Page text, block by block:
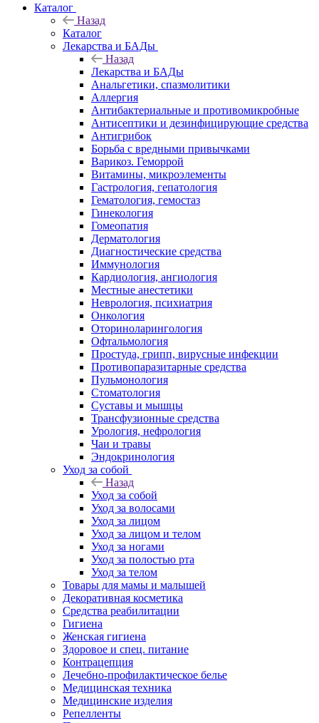
Каталог
Назад
Каталог
Лекарства и БАДы
Назад
Лекарства и БАДы
Анальгетики, спазмолитики
Аллергия
Антибактериальные и противомикробные
Антисептики и дезинфицирующие средства
Антигрибок
Борьба с вредными привычками
Варикоз. Геморрой
Витамины, микроэлементы
Гастрология, гепатология
Гематология, гемостаз
Гинекология
Гомеопатия
Дерматология
Диагностические средства
Иммунология
Кардиология, ангиология
Местные анестетики
Неврология, психиатрия
Онкология
Оториноларингология
Офтальмология
Простуда, грипп, вирусные инфекции
Противопаразитарные средства
Пульмонология
Стоматология
Суставы и мышцы
Трансфузионные средства
Урология, нефрология
Чаи и травы
Эндокринология
Уход за собой
Назад
Уход за собой
Уход за волосами
Уход за лицом
Уход за лицом и телом
Уход за ногами
Уход за полостью рта
Уход за телом
Товары для мамы и малышей
Декоративная косметика
Средства реабилитации
Гигиена
Женская гигиена
Здоровое и спец. питание
Контрацепция
Лечебно-профилактическое белье
Медицинская техника
Медицинские изделия
Репелленты